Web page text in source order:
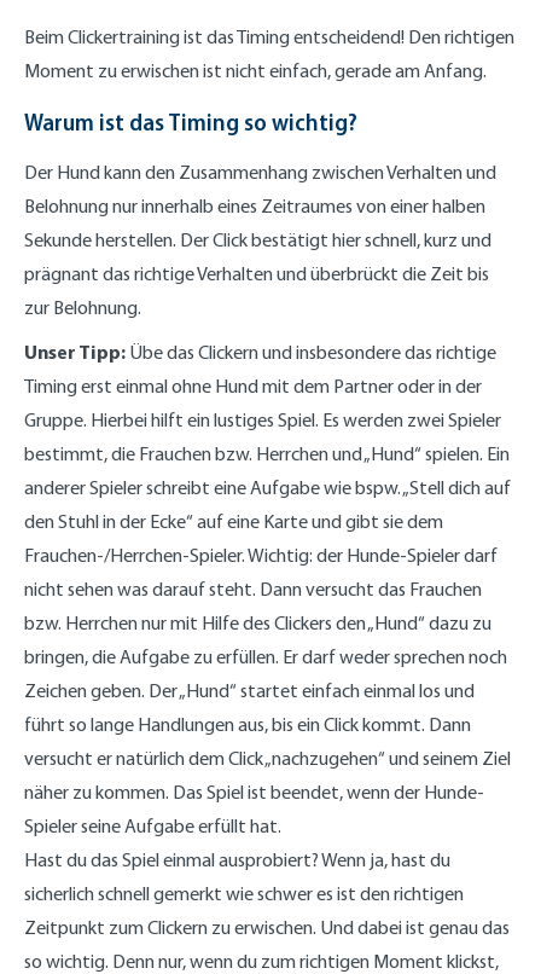
Beim Clickertraining ist das Timing entscheidend! Den richtigen
Moment zu erwischen ist nicht einfach, gerade am Anfang.
Warum ist das Timing so wichtig?
Der Hund kann den Zusammenhang zwischen Verhalten und
Belohnung nur innerhalb eines Zeitraumes von einer halben
Sekunde herstellen. Der Click bestätigt hier schnell, kurz und
prägnant das richtige Verhalten und überbrückt die Zeit bis
zur Belohnung.
Unser Tipp: Übe das Clickern und insbesondere das richtige
Timing erst einmal ohne Hund mit dem Partner oder in der
Gruppe. Hierbei hilft ein lustiges Spiel. Es werden zwei Spieler
bestimmt, die Frauchen bzw. Herrchen und „Hund“ spielen. Ein
anderer Spieler schreibt eine Aufgabe wie bspw. „Stell dich auf
den Stuhl in der Ecke“ auf eine Karte und gibt sie dem
Frauchen-/Herrchen-Spieler. Wichtig: der Hunde-Spieler darf
nicht sehen was darauf steht. Dann versucht das Frauchen
bzw. Herrchen nur mit Hilfe des Clickers den „Hund“ dazu zu
bringen, die Aufgabe zu erfüllen. Er darf weder sprechen noch
Zeichen geben. Der „Hund“ startet einfach einmal los und
führt so lange Handlungen aus, bis ein Click kommt. Dann
versucht er natürlich dem Click „nachzugehen“ und seinem Ziel
näher zu kommen. Das Spiel ist beendet, wenn der Hunde-
Spieler seine Aufgabe erfüllt hat.
Hast du das Spiel einmal ausprobiert? Wenn ja, hast du
sicherlich schnell gemerkt wie schwer es ist den richtigen
Zeitpunkt zum Clickern zu erwischen. Und dabei ist genau das
so wichtig. Denn nur, wenn du zum richtigen Moment klickst,